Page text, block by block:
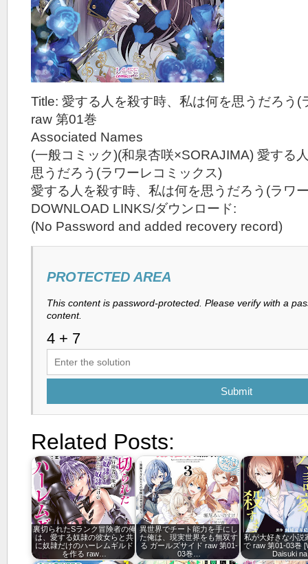
Title: 愛する人を殺す時、私は何を思うだろう(
raw 第01巻
Associated Names
(一般コミック)(和泉杏咲×SORAJIMA) 愛する
思うだろう(ラワーレコミックス)
愛する人を殺す時、私は何を思うだろう(ラワ
DOWNLOAD LINKS/ダウンロード:
(No Password and added recovery record)
PROTECTED AREA
This content is password-protected. Please verify with a
content.
Submit
Related Posts:
裏切られたSランク冒険者の俺
は、愛する奴隷の彼女らと共
に奴隷だけのハーレムギルド
を作る raw…
異世界でチート能力を手にし
た俺は、現実世界をも無双す
る ガールズサイド raw 第01-
03巻…
私が大好きな小説
で raw 第01-03巻
Daisuki